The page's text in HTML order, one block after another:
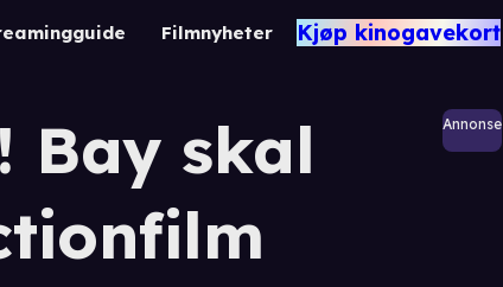
Filmnyheter Kjøp kinogavekort
Bay skal
Annonse